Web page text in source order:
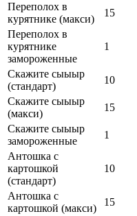
Переполох в
курятнике (макси)
15
Переполох в
курятнике
замороженные
1
Скажите сыыыр
(стандарт)
10
Скажите сыыыр
(макси)
15
Скажите сыыыр
замороженные
1
Антошка с
картошкой
(стандарт)
10
Антошка с
картошкой (макси)
15